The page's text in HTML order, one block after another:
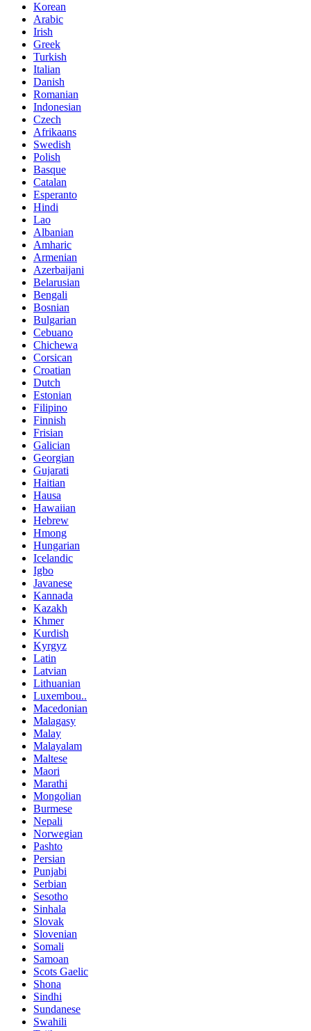
Korean
Arabic
Irish
Greek
Turkish
Italian
Danish
Romanian
Indonesian
Czech
Afrikaans
Swedish
Polish
Basque
Catalan
Esperanto
Hindi
Lao
Albanian
Amharic
Armenian
Azerbaijani
Belarusian
Bengali
Bosnian
Bulgarian
Cebuano
Chichewa
Corsican
Croatian
Dutch
Estonian
Filipino
Finnish
Frisian
Galician
Georgian
Gujarati
Haitian
Hausa
Hawaiian
Hebrew
Hmong
Hungarian
Icelandic
Igbo
Javanese
Kannada
Kazakh
Khmer
Kurdish
Kyrgyz
Latin
Latvian
Lithuanian
Luxembou..
Macedonian
Malagasy
Malay
Malayalam
Maltese
Maori
Marathi
Mongolian
Burmese
Nepali
Norwegian
Pashto
Persian
Punjabi
Serbian
Sesotho
Sinhala
Slovak
Slovenian
Somali
Samoan
Scots Gaelic
Shona
Sindhi
Sundanese
Swahili